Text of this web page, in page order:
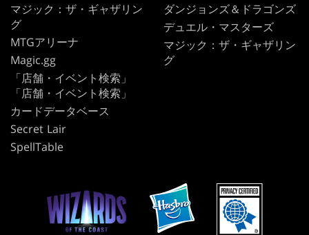
マジック：ザ・ギャザリン
グ
MTGアリーナ
Magic.gg
「店舗・イベント検索」
「店舗・イベント検索」
カードデータベース
Secret Lair
SpellTable
ダンジョンズ＆ドラゴンズ
デュエル・マスターズ
マジック：ザ・ギャザリン
グ